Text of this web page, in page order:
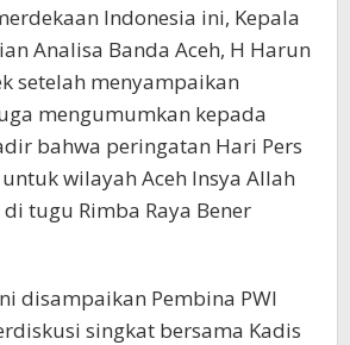
Indonesia ini, Kepala
Analisa Banda Aceh, H Harun
setelah menyampaikan
mengumumkan kepada
bahwa peringatan Hari Pers
wilayah Aceh Insya Allah
tugu Rimba Raya Bener
disampaikan Pembina PWI
singkat bersama Kadis